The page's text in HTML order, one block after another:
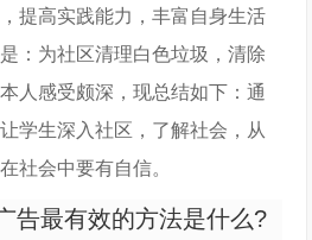
提高实践能力，丰富自身生活
：为社区清理白色垃圾，清除
人感受颇深，现总结如下：通
学生深入社区，了解社会，从
社会中要有自信。
告最有效的方法是什么?